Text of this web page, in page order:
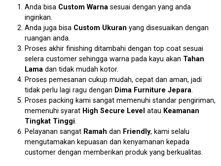
Anda bisa Custom Warna sesuai dengan yang anda
inginkan.
Anda juga bisa Custom Ukuran yang disesuaikan dengan
ruangan anda.
Proses akhir finishing ditambahi dengan top coat sesuai
selera customer sehingga warna pada kayu akan Tahan
Lama dan tidak mudah kotor.
Proses pemesanan cukup mudah, cepat dan aman, jadi
tidak perlu lagi ragu dengan Dima Furniture Jepara.
Proses packing kami sangat memenuhi standar pengiriman,
memenuhi syarat High Secure Level atau Keamanan
Tingkat Tinggi.
Pelayanan sangat Ramah dan Friendly, kami selalu
mengutamakan kepuasan dan kenyamanan kepada
customer dengan memberikan produk yang berkualitas.